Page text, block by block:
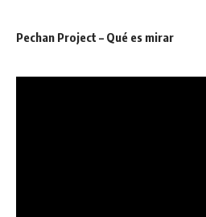
Pechan Project – Qué es mirar